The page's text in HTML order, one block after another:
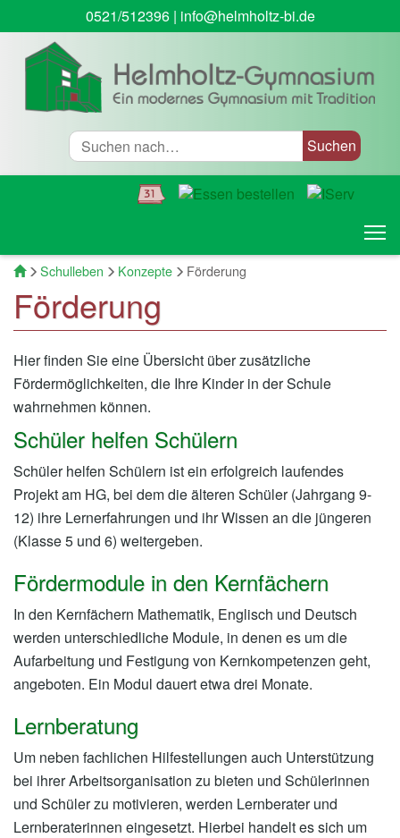
0521/512396| info@helmholtz-bi.de
Suche
Startseite
Schulleben Konzepte Förderung
Förderung
Hier finden Sie eine Übersicht über zusätzliche
Fördermöglichkeiten, die Ihre Kinder in der Schule
wahrnehmen können.
Schüler helfen Schülern
Schüler helfen Schülern ist ein erfolgreich laufendes
Projekt am HG, bei dem die älteren Schüler (Jahrgang 9-
12) ihre Lernerfahrungen und ihr Wissen an die jüngeren
(Klasse 5 und 6) weitergeben.
Fördermodule in den Kernfächern
In den Kernfächern Mathematik, Englisch und Deutsch
werden unterschiedliche Module, in denen es um die
Aufarbeitung und Festigung von Kernkompetenzen geht,
angeboten. Ein Modul dauert etwa drei Monate.
Lernberatung
Um neben fachlichen Hilfestellungen auch Unterstützung
bei ihrer Arbeitsorganisation zu bieten und Schülerinnen
und Schüler zu motivieren, werden Lernberater und
Lernberaterinnen eingesetzt. Hierbei handelt es sich um